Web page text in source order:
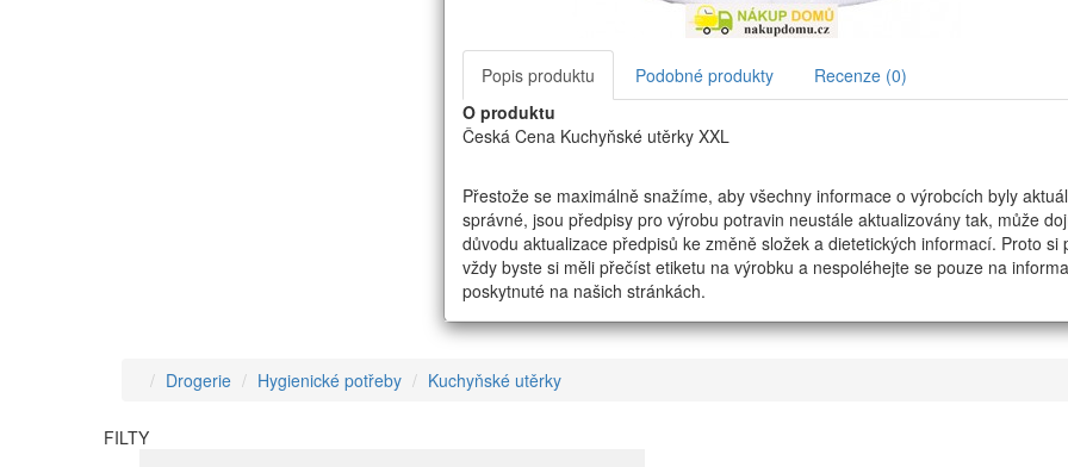
Popis produktu Podobné produkty
Recenze (0)
O produktu
Česká Cena Kuchyňské utěrky XXL
Přestože se maximálně snažíme, aby všechny informace o výrobcích byly
správné, jsou předpisy pro výrobu potravin neustále aktualizovány tak, může
důvodu aktualizace předpisů ke změně složek a dietetických informací. Proto si
vždy byste si měli přečíst etiketu na výrobku a nespoléhejte se pouze na
poskytnuté na našich stránkách.
Drogerie Hygienické potřeby Kuchyňské utěrky
FILTY